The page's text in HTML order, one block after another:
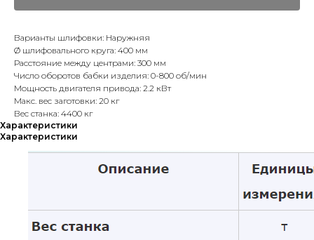
Варианты шлифовки: Наружняя
Ø шлифовального круга: 400 мм
Расстояние между центрами: 300 мм
Число оборотов бабки изделия: 0-800 об/мин
Мощность двигателя привода: 2.2 кВт
Макс. вес заготовки: 20 кг
Вес станка: 4400 кг
Характеристики
Характеристики